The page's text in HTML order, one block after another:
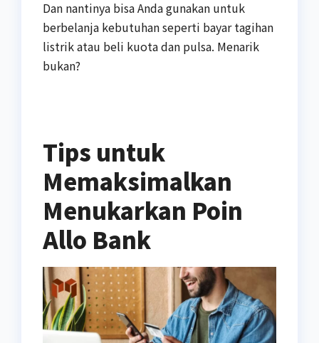
Dan nantinya bisa Anda gunakan untuk
berbelanja kebutuhan seperti bayar tagihan
listrik atau beli kuota dan pulsa. Menarik
bukan?
Tips untuk
Memaksimalkan
Menukarkan Poin
Allo Bank